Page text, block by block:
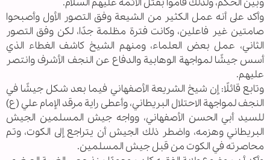
وأكد على أنه عمل الكثير من الشيعة وفق التصور الأول وأصبحوا
صامتين غير فاعلين، وكانت فترة مظلمة جدًا، لكن وفق التصور
الثاني، عمل بعض العلماء، ومنهم الشيخ كاشف الغطاء الذي
أسس جيشًا لمواجهة الوهابية والدفاع عن النجف الأشرف وانتصر
عليهم.
وتابع قائلًا: إن شيخ الشريعة الأصفهاني فيما بعد شكل جيشًا في
النجف لمواجهة الاحتلال البريطاني، وأعطى راية مرقد الإمام علي (ع)
للسيد أبي الحسن الأصفهاني، وواجه جيش المسلمين الجيش
البريطاني وهزمه، واضطر ذلك الجيش أن يتراجع إلى الكوت، وتم
محاصرته في الكوت من قبل جيش المسلمين.